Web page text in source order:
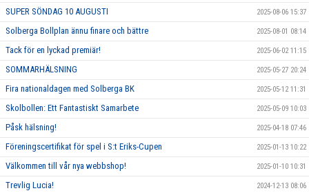
SUPER SÖNDAG 10 AUGUSTI 2025-08-06 15:37
Solberga Bollplan ännu finare och bättre 2025-08-01 08:14
Tack för en lyckad premiär! 2025-06-02 11:15
SOMMARHÄLSNING 2025-05-27 20:24
Fira nationaldagen med Solberga BK 2025-05-12 11:31
Skolbollen: Ett Fantastiskt Samarbete 2025-05-09 10:03
Påsk hälsning! 2025-04-18 07:46
Föreningscertifikat för spel i S:t Eriks-Cupen 2025-01-13 10:22
Välkommen till vår nya webbshop! 2025-01-10 10:31
Trevlig Lucia! 2024-12-13 08:06